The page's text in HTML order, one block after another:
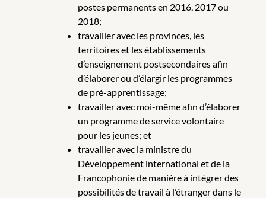
postes permanents en 2016, 2017 ou
2018;
travailler avec les provinces, les
territoires et les établissements
d’enseignement postsecondaires afin
d’élaborer ou d’élargir les programmes
de pré-apprentissage;
travailler avec moi-même afin d’élaborer
un programme de service volontaire
pour les jeunes; et
travailler avec la ministre du
Développement international et de la
Francophonie de manière à intégrer des
possibilités de travail à l’étranger dans le